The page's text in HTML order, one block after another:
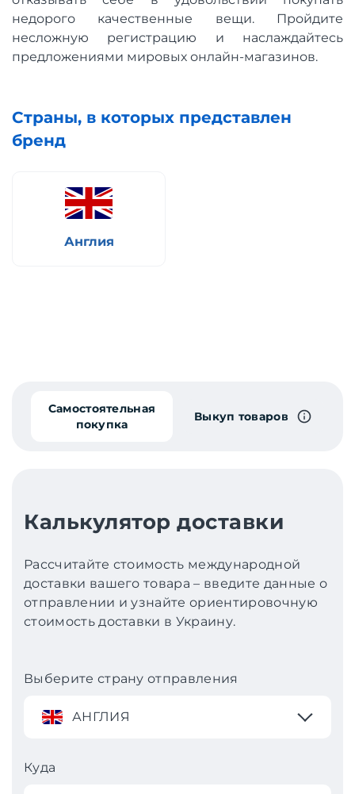
недорого качественные вещи. Пройдите
несложную регистрацию и наслаждайтесь
предложениями мировых онлайн-магазинов.
Страны, в которых представлен
бренд
Англия
Самостоятельная
покупка
Выкуп товаров
Калькулятор доставки
Рассчитайте стоимость международной
доставки вашего товара – введите данные о
отправлении и узнайте ориентировочную
стоимость доставки в Украину.
Выберите страну отправления
АНГЛИЯ
Куда